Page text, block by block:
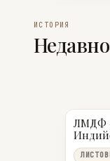
ИСТОРИЯ
ЛМДФ